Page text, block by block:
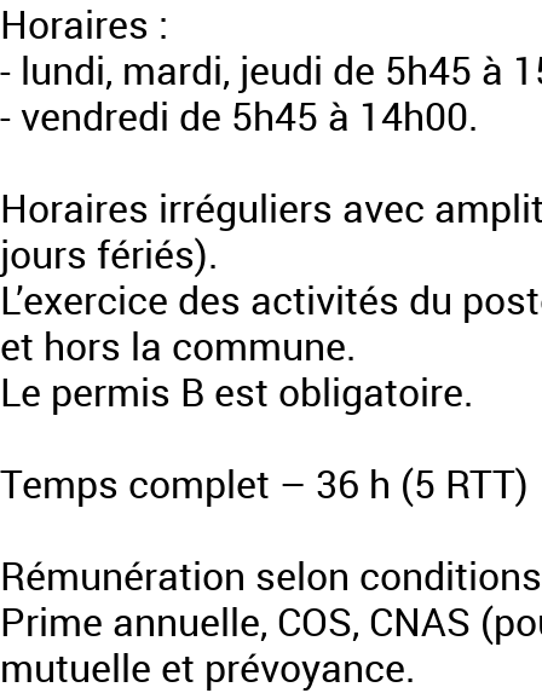
Horaires :
- lundi, mardi, jeudi de 5h45 à
- vendredi de 5h45 à 14h00.
Horaires irréguliers avec
jours fériés).
L’exercice des activités du
et hors la commune.
Le permis B est obligatoire.
Temps complet – 36 h (5 RTT)
Rémunération selon
Prime annuelle, COS, CNAS
mutuelle et prévoyance.